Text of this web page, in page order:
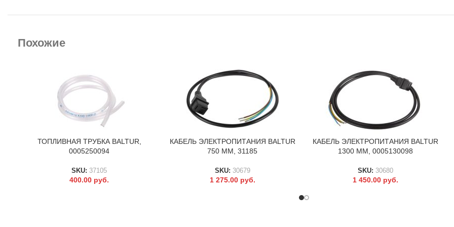
Похожие
В КОРЗИНУ
ТОПЛИВНАЯ ТРУБКА BALTUR,
0005250094
SKU: 37105
400.00 руб.
В КОРЗИНУ
КАБЕЛЬ ЭЛЕКТРОПИТАНИЯ BALTUR
750 ММ, 31185
SKU: 30679
1 275.00 руб.
В КОРЗИНУ
КАБЕЛЬ ЭЛЕКТРОПИТАНИЯ BALTUR
1300 ММ, 0005130098
SKU: 30680
1 450.00 руб.